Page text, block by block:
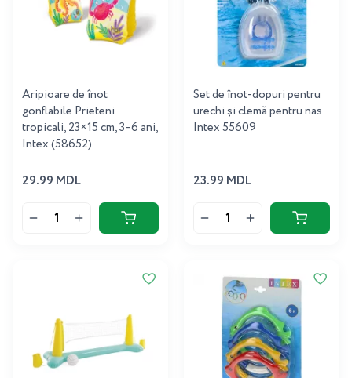
Aripioare de înot
gonflabile Prieteni
tropicali, 23×15 cm, 3–6 ani,
Intex (58652)
29.99 MDL
Set de înot-dopuri pentru
urechi și clemă pentru nas
Intex 55609
23.99 MDL